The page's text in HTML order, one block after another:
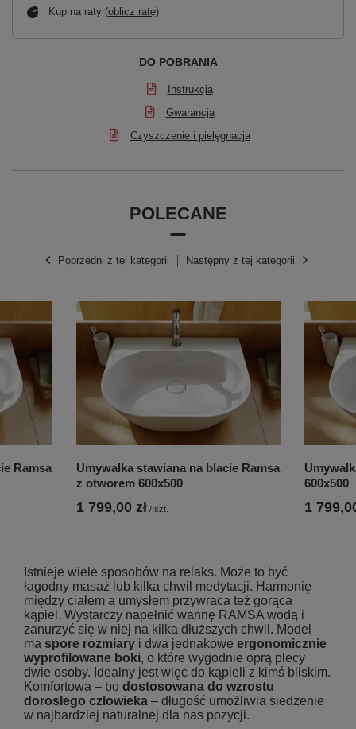
Kup na raty (oblicz ratę)
DO POBRANIA
Instrukcja
Gwarancja
Czyszczenie i pielęgnacja
POLECANE
Poprzedni z tej kategorii
Ramsa
Umywalka stawiana na blacie Ramsa
z otworem 600x500
1 799,00 zł / szt.
600x500
1
Następny z tej kategorii
Istnieje wiele sposobów na relaks. Może to być
łagodny masaż lub kilka chwil medytacji. Harmonię
między ciałem a umysłem przywraca też gorąca
kąpiel. Wystarczy napełnić wannę RAMSA wodą i
zanurzyć się w niej na kilka dłuższych chwil. Model
ma spore rozmiary i dwa jednakowe ergonomicznie
wyprofilowane boki, o które wygodnie oprą plecy
dwie osoby. Idealny jest więc do kąpieli z kimś bliskim.
Komfortowa – bo dostosowana do wzrostu
dorosłego człowieka – długość umożliwia siedzenie
w najbardziej naturalnej dla nas pozycji.